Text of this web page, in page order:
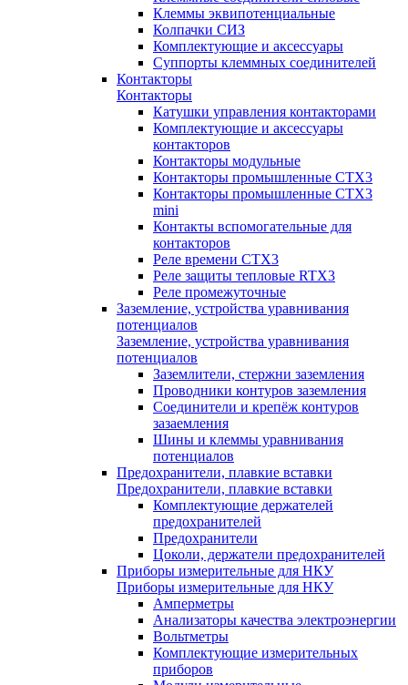
Клеммы эквипотенциальные
Колпачки СИЗ
Комплектующие и аксессуары
Суппорты клеммных соединителей
Контакторы
Контакторы
Катушки управления контакторами
Комплектующие и аксессуары
контакторов
Контакторы модульные
Контакторы промышленные CTX3
Контакторы промышленные CTX3
mini
Контакты вспомогательные для
контакторов
Реле времени CTX3
Реле защиты тепловые RTX3
Реле промежуточные
Заземление, устройства уравнивания
потенциалов
Заземление, устройства уравнивания
потенциалов
Заземлители, стержни заземления
Проводники контуров заземления
Соединители и крепёж контуров
зазаемления
Шины и клеммы уравнивания
потенциалов
Предохранители, плавкие вставки
Предохранители, плавкие вставки
Комплектующие держателей
предохранителей
Предохранители
Цоколи, держатели предохранителей
Приборы измерительные для НКУ
Приборы измерительные для НКУ
Амперметры
Анализаторы качества электроэнергии
Вольтметры
Комплектующие измерительных
приборов